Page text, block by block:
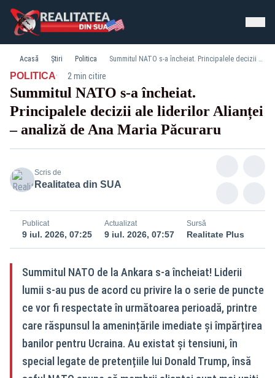
Acasă Știri Politica Summitul NATO s-a încheiat. Principalele decizii ale liderilor Alianței – analiză de Ana Maria Păcuraru
POLITICA· 2 min citire
Summitul NATO s-a încheiat.
Principalele decizii ale liderilor Alianței
– analiză de Ana Maria Păcuraru
Scris de
Realitatea din SUA
Publicat
9 iul. 2026, 07:25
Actualizat
9 iul. 2026, 07:57
Sursă
Realitate Plus
Summitul NATO de la Ankara s-a încheiat! Liderii
lumii s-au pus de acord cu privire la o serie de puncte
ce vor fi respectate în următoarea perioadă, printre
care răspunsul la amenințările imediate și împărțirea
banilor pentru Ucraina. Au existat și tensiuni, în
special legate de pretențiile lui Donald Trump, însă